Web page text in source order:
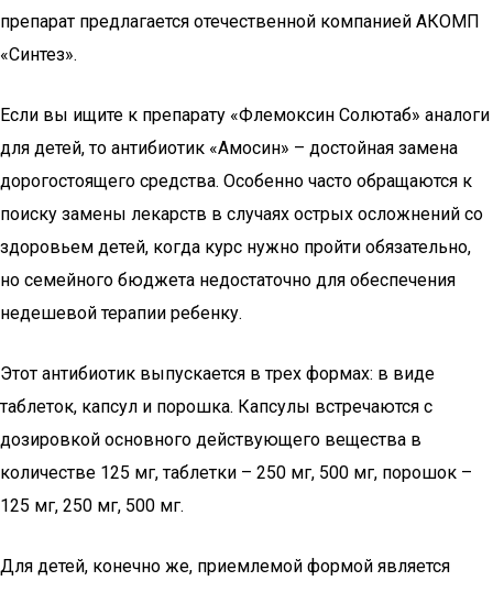
препарат предлагается отечественной компанией АКОМП
«Синтез».
Если вы ищите к препарату «Флемоксин Солютаб» аналоги
для детей, то антибиотик «Амосин» – достойная замена
дорогостоящего средства. Особенно часто обращаются к
поиску замены лекарств в случаях острых осложнений со
здоровьем детей, когда курс нужно пройти обязательно,
но семейного бюджета недостаточно для обеспечения
недешевой терапии ребенку.
Этот антибиотик выпускается в трех формах: в виде
таблеток, капсул и порошка. Капсулы встречаются с
дозировкой основного действующего вещества в
количестве 125 мг, таблетки – 250 мг, 500 мг, порошок –
125 мг, 250 мг, 500 мг.
Для детей, конечно же, приемлемой формой является